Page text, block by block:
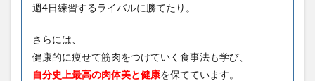
週4日練習するライバルに勝てたり。
さらには、
健康的に痩せて筋肉をつけていく食事法も学び、
自分史上最高の肉体美と健康を保てています。